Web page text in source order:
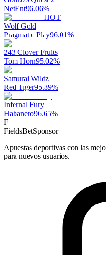
NetEnt96.06%
HOT
Wolf Gold
Pragmatic Play96.01%
243 Clover Fruits
Tom Horn95.02%
Samurai Wildz
Red Tiger95.89%
Infernal Fury
Habanero96.65%
F
FieldsBetSponsor
Apuestas deportivas con las
para nuevos usuarios.